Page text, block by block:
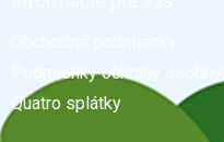
Podmienky ochrany
Quatro splátky